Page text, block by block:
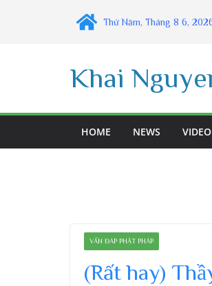
Thứ Năm, Tháng 8 6,
Khai
HOME NEWS VIDEO
VẤN ĐÁP PHẬT PHÁP
(Rất hay)